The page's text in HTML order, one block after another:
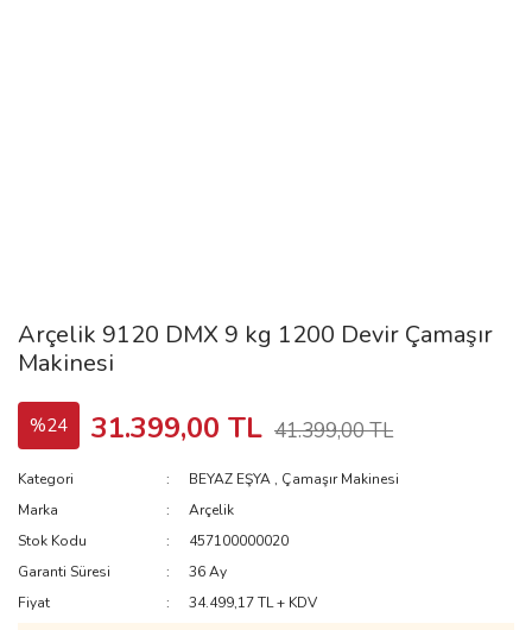
Arçelik 9120 DMX 9 kg 1200 Devir Çamaşır
Makinesi
%24 31.399,00 TL 41.399,00 TL
Kategori BEYAZ EŞYA , Çamaşır Makinesi
Marka
Arçelik
Stok Kodu
457100000020
Garanti Süresi
36 Ay
Fiyat
34.499,17 TL + KDV